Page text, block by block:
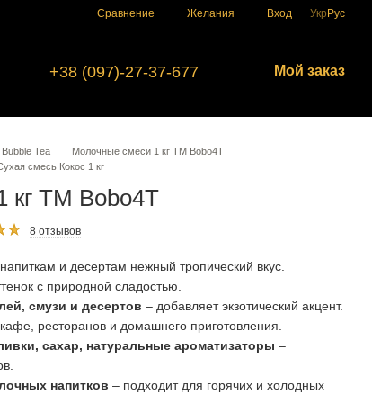
Сравнение Желания Вход Укр Рус
+38 (097)-27-37-677 Мой заказ
Tea
Молочные смеси 1 кг ТМ Bobo4T
смесь Кокос 1 кг
кг TM Bobo4T
8 отзывов
и десертам нежный тропический вкус.
с природной сладостью.
смузи и десертов – добавляет экзотический акцент.
ресторанов и домашнего приготовления.
сахар, натуральные ароматизаторы –
напитков – подходит для горячих и холодных